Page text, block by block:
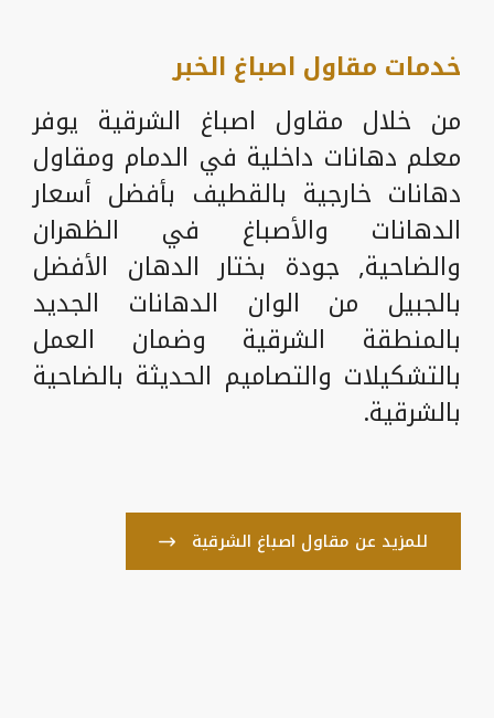
خدمات مقاول اصباغ الخبر
من خلال مقاول اصباغ الشرقية يوفر
معلم دهانات داخلية في الدمام ومقاول
دهانات خارجية بالقطيف بأفضل أسعار
الدهانات والأصباغ في الظهران
والضاحية, جودة بختار الدهان الأفضل
بالجبيل من الوان الدهانات الجديد
بالمنطقة الشرقية وضمان العمل
بالتشكيلات والتصاميم الحديثة بالضاحية
بالشرقية.
للمزيد عن مقاول اصباغ الشرقية